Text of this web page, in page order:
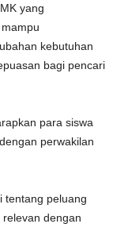
yang
kebutuhan
bagi pencari
para siswa
perwakilan
tentang peluang
dengan